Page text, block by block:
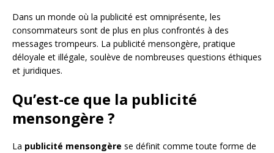
Dans un monde où la publicité est omniprésente, les
consommateurs sont de plus en plus confrontés à des
messages trompeurs. La publicité mensongère, pratique
déloyale et illégale, soulève de nombreuses questions éthiques
et juridiques.
Qu’est-ce que la publicité
mensongère ?
La publicité mensongère se définit comme toute forme de